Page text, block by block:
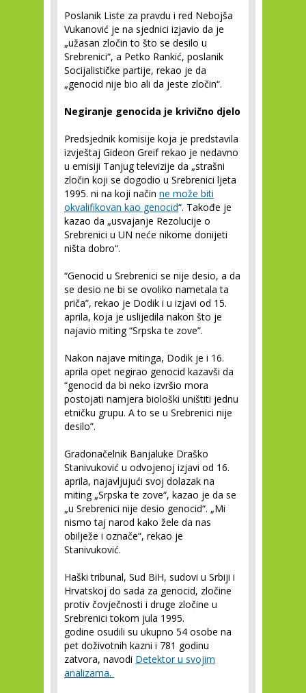
Poslanik Liste za pravdu i red Nebojša
Vukanović je na sjednici izjavio da je
„užasan zločin to što se desilo u
Srebrenici“, a Petko Rankić, poslanik
Socijalističke partije, rekao je da
„genocid nije bio ali da jeste zločin“.
Negiranje genocida je krivično djelo
Predsjednik komisije koja je predstavila
izvještaj Gideon Greif rekao je nedavno
u emisiji Tanjug televizije da „strašni
zločin koji se dogodio u Srebrenici ljeta
1995. ni na koji način ne može biti
okvalifikovan kao genocid“. Takođe je
kazao da „usvajanje Rezolucije o
Srebrenici u UN neće nikome donijeti
ništa dobro“.
“Genocid u Srebrenici se nije desio, a da
se desio ne bi se ovoliko nametala ta
priča”, rekao je Dodik i u izjavi od 15.
aprila, koja je uslijedila nakon što je
najavio miting “Srpska te zove”.
Nakon najave mitinga, Dodik je i 16.
aprila opet negirao genocid kazavši da
“genocid da bi neko izvršio mora
postojati namjera biološki uništiti jednu
etničku grupu. A to se u Srebrenici nije
desilo”.
Gradonačelnik Banjaluke Draško
Stanivuković u odvojenoj izjavi od 16.
aprila, najavljujući svoj dolazak na
miting „Srpska te zove“, kazao je da se
„u Srebrenici nije desio genocid“. „Mi
nismo taj narod kako žele da nas
obilježe i označe“, rekao je
Stanivuković.
Haški tribunal, Sud BiH, sudovi u Srbiji i
Hrvatskoj do sada za genocid, zločine
protiv čovječnosti i druge zločine u
Srebrenici tokom jula 1995.
godine osudili su ukupno 54 osobe na
pet doživotnih kazni i 781 godinu
zatvora, navodi Detektor u svojim
analizama.